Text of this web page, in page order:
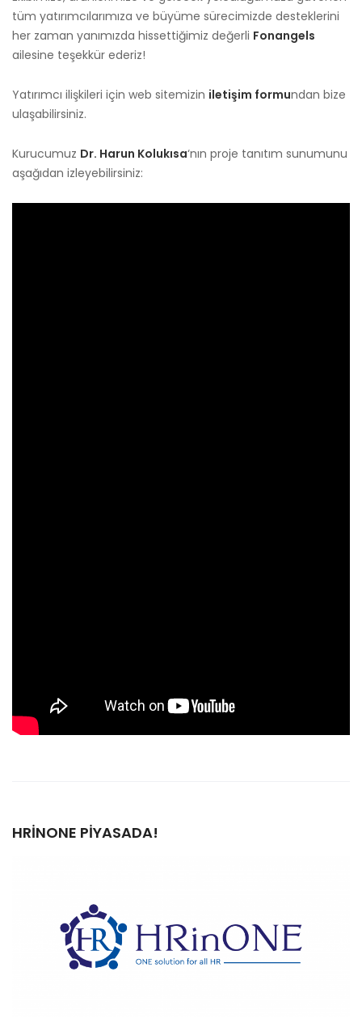
tüm yatırımcılarımıza ve büyüme sürecimizde desteklerini
her zaman yanımızda hissettiğimiz değerli Fonangels
ailesine teşekkür ederiz!
Yatırımcı ilişkileri için web sitemizin iletişim formundan bize
ulaşabilirsiniz.
Kurucumuz Dr. Harun Kolukısa‘nın proje tanıtım sunumunu
aşağıdan izleyebilirsiniz:
HRINONE PIYASADA!